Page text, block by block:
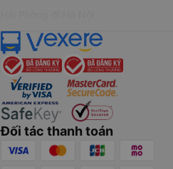
Đối tác thanh toán